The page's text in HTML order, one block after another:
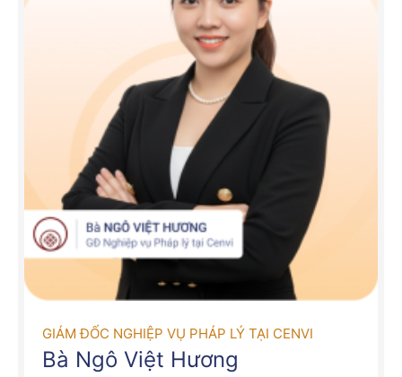
GIÁM ĐỐC NGHIỆP VỤ PHÁP LÝ TẠI CENVI
Bà Ngô Việt Hương